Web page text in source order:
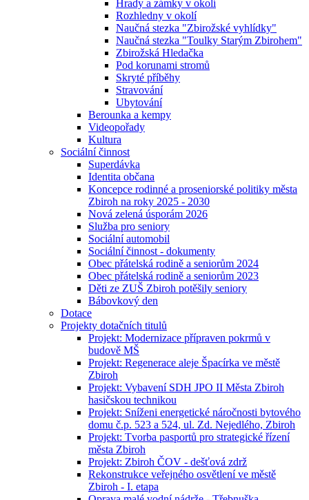
Hrady a zámky v okolí
Rozhledny v okolí
Naučná stezka "Zbirožské vyhlídky"
Naučná stezka "Toulky Starým Zbirohem"
Zbirožská Hledačka
Pod korunami stromů
Skryté příběhy
Stravování
Ubytování
Berounka a kempy
Videopořady
Kultura
Sociální činnost
Superdávka
Identita občana
Koncepce rodinné a proseniorské politiky města
Zbiroh na roky 2025 - 2030
Nová zelená úsporám 2026
Služba pro seniory
Sociální automobil
Sociální činnost - dokumenty
Obec přátelská rodině a seniorům 2024
Obec přátelská rodině a seniorům 2023
Děti ze ZUŠ Zbiroh potěšily seniory
Bábovkový den
Dotace
Projekty dotačních titulů
Projekt: Modernizace přípraven pokrmů v
budově MŠ
Projekt: Regenerace aleje Špacírka ve městě
Zbiroh
Projekt: Vybavení SDH JPO II Města Zbiroh
hasičskou technikou
Projekt: Sníženi energetické náročnosti bytového
domu č.p. 523 a 524, ul. Zd. Nejedlého, Zbiroh
Projekt: Tvorba pasportů pro strategické řízení
města Zbiroh
Projekt: Zbiroh ČOV - dešťová zdrž
Rekonstrukce veřejného osvětlení ve městě
Zbiroh - I. etapa